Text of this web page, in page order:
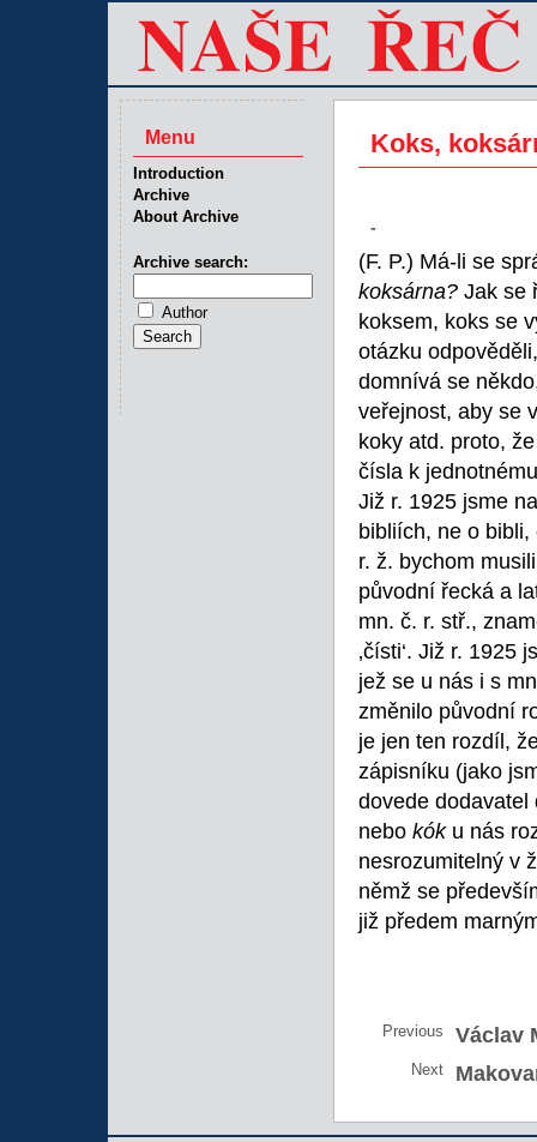
Koks,
-
(F. P.) Má-li se
koksárna? Jak se
koksem, koks se
otázku
domnívá se
veřejnost, aby se
koky atd. proto,
čísla k
Již r. 1925 jsme
bibliích, ne o
r. ž. bychom
původní řecká a
mn. č. r. stř.,
‚čísti‘. Již r. 1925
jež se u nás i s
změnilo původní
je jen ten rozdíl,
zápisníku (jako
dovede
nebo kók u nás
nesrozumitelný v
němž se
již předem
Previous Václav
Next
Menu
Introduction
Archive
About Archive
Archive search:
Author